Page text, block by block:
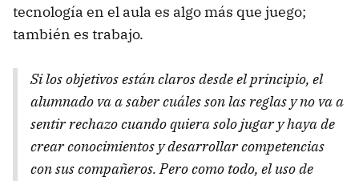
tecnología en el aula es algo más que juego;
también es trabajo.
Si los objetivos están claros desde el principio, el
alumnado va a saber cuáles son las reglas y no va a
sentir rechazo cuando quiera solo jugar y haya de
crear conocimientos y desarrollar competencias
con sus compañeros. Pero como todo, el uso de